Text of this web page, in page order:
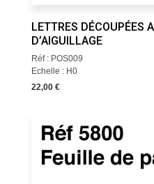
LETTRES DÉCOUPÉES
D’AIGUILLAGE
Réf : POS009
Echelle : H0
22,00 €